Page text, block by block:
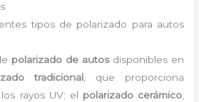
tipos de polarizado para autos
polarizado de autosdisponibles en
tradicional, que proporciona
rayos UV; el polarizado cerámico,